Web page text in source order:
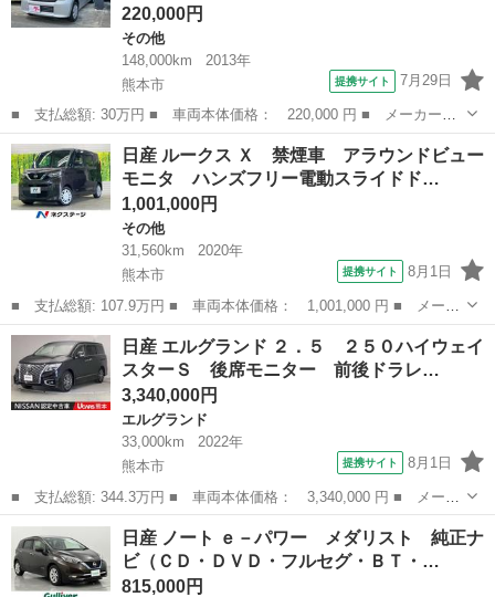
220,000円
その他
148,000km
2013年
熊本市
提携サイト 7月29日
■ 支払総額: 30万円 ■ 車両本体価格： 220,000 円 ■ メーカー
名： 日産 ■ 車種名： ルークス ■ グレード名： Ｘアイドリン
グストップ 左側電動スライドドア ＥＴＣ スマートキー プッシ
ュスタート ベン...
熊本 熊本市 その他
日産 ルークス Ｘ 禁煙車 アラウンドビュー
モニタ ハンズフリー電動スライドド…
1,001,000円
その他
31,560km
2020年
熊本市
提携サイト 8月1日
■ 支払総額: 107.9万円 ■ 車両本体価格： 1,001,000 円 ■ メーカ
ー名： 日産 ■ 車種名： ルークス ■ グレード名： Ｘ 禁煙
車 アラウンドビューモニタ ハンズフリー電動スライドドア イン
テリジェン...
熊本 熊本市 その他
日産 エルグランド ２．５ ２５０ハイウェイ
スターＳ 後席モニター 前後ドラレ…
3,340,000円
エルグランド
33,000km
2022年
熊本市
提携サイト 8月1日
■ 支払総額: 344.3万円 ■ 車両本体価格： 3,340,000 円 ■ メーカ
ー名： 日産 ■ 車種名： エルグランド ■ グレード名： ２．
５ ２５０ハイウェイスターＳ 後席モニター 前後ドラレコ ＥＴ
Ｃ アラウ...
熊本 熊本市 エルグランド
日産 ノート ｅ－パワー メダリスト 純正ナ
ビ（ＣＤ・ＤＶＤ・フルセグ・ＢＴ・…
815,000円